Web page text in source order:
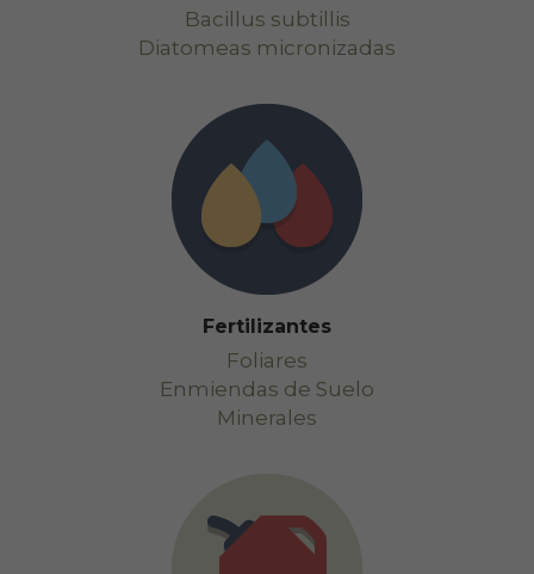
Bacillus subtillis
Diatomeas micronizadas
Fertilizantes
Foliares
Enmiendas de Suelo
Minerales